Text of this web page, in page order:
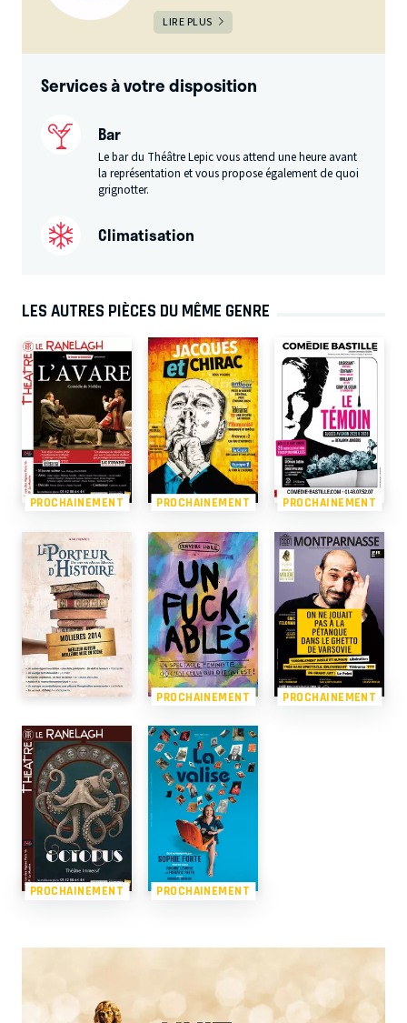
LIRE PLUS
Services à votre disposition
Bar
Le bar du Théâtre Lepic vous attend une heure avant
la représentation et vous propose également de quoi
grignotter.
Climatisation
LES AUTRES PIÈCES DU MÊME GENRE
PROCHAINEMENT PROCHAINEMENT PROCHAINEMENT
PROCHAINEMENT PROCHAINEMENT
PROCHAINEMENT PROCHAINEMENT